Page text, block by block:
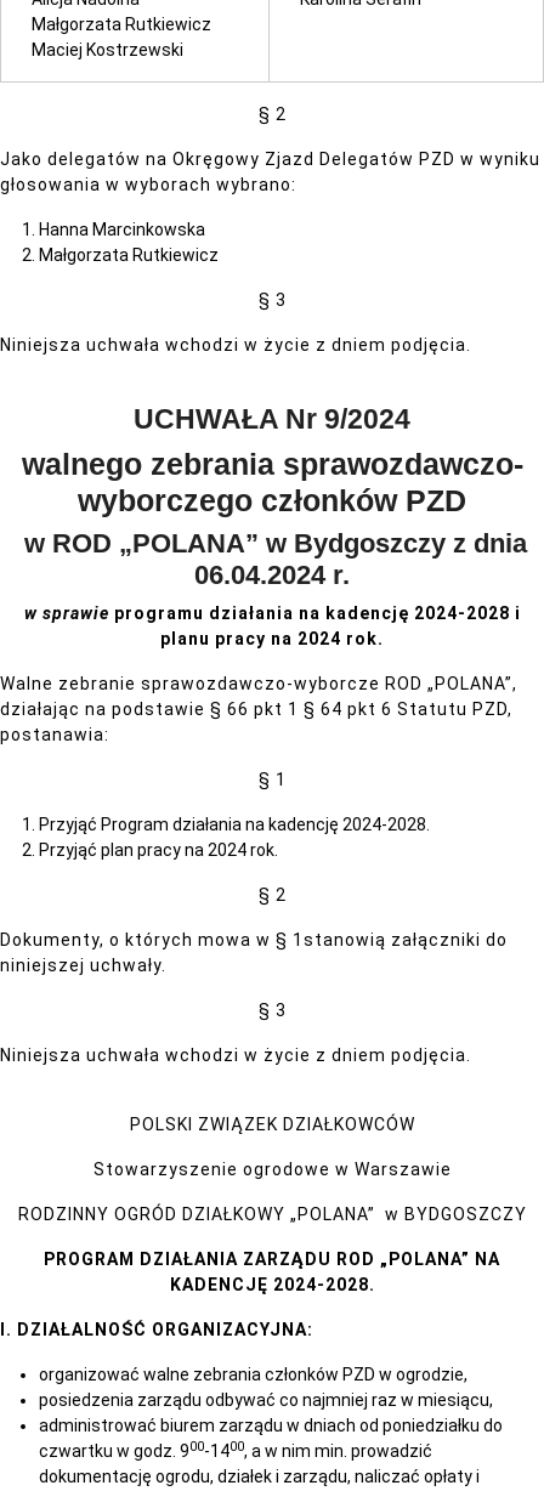
Małgorzata Rutkiewicz
Maciej Kostrzewski
§ 2
Jako delegatów na Okręgowy Zjazd Delegatów PZD w wyniku
głosowania w wyborach wybrano:
Hanna Marcinkowska
Małgorzata Rutkiewicz
§ 3
Niniejsza uchwała wchodzi w życie z dniem podjęcia.
UCHWAŁA Nr 9/2024
walnego zebrania sprawozdawczo-
wyborczego członków PZD
w ROD „POLANA” w Bydgoszczy z dnia
06.04.2024 r.
w sprawie programu działania na kadencję 2024-2028 i
planu pracy na 2024 rok.
Walne zebranie sprawozdawczo-wyborcze ROD „POLANA”,
działając na podstawie § 66 pkt 1 § 64 pkt 6 Statutu PZD,
postanawia:
§ 1
Przyjąć Program działania na kadencję 2024-2028.
Przyjąć plan pracy na 2024 rok.
§ 2
Dokumenty, o których mowa w § 1stanowią załączniki do
niniejszej uchwały.
§ 3
Niniejsza uchwała wchodzi w życie z dniem podjęcia.
POLSKI ZWIĄZEK DZIAŁKOWCÓW
Stowarzyszenie ogrodowe w Warszawie
RODZINNY OGRÓD DZIAŁKOWY „POLANA” w BYDGOSZCZY
PROGRAM DZIAŁANIA ZARZĄDU ROD „POLANA” NA
KADENCJĘ 2024-2028.
I. DZIAŁALNOŚĆ ORGANIZACYJNA:
organizować walne zebrania członków PZD w ogrodzie,
posiedzenia zarządu odbywać co najmniej raz w miesiącu,
administrować biurem zarządu w dniach od poniedziałku do
czwartku w godz. 900-1400, a w nim min. prowadzić
dokumentację ogrodu, działek i zarządu, naliczać opłaty i